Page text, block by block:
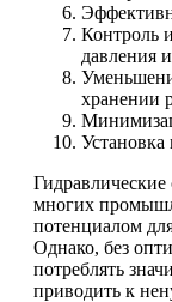
Контроль
давления
хранении
многих
потенциалом
Однако, без
потреблять
приводить к